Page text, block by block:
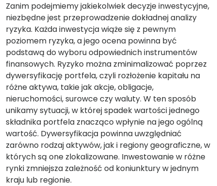
Zanim podejmiemy jakiekolwiek decyzje inwestycyjne,
niezbędne jest przeprowadzenie dokładnej analizy
ryzyka. Każda inwestycja wiąże się z pewnym
poziomem ryzyka, a jego ocena powinna być
podstawą do wyboru odpowiednich instrumentów
finansowych. Ryzyko można zminimalizować poprzez
dywersyfikację portfela, czyli rozłożenie kapitału na
różne aktywa, takie jak akcje, obligacje,
nieruchomości, surowce czy waluty. W ten sposób
unikamy sytuacji, w której spadek wartości jednego
składnika portfela znacząco wpłynie na jego ogólną
wartość. Dywersyfikacja powinna uwzględniać
zarówno rodzaj aktywów, jak i regiony geograficzne, w
których są one zlokalizowane. Inwestowanie w różne
rynki zmniejsza zależność od koniunktury w jednym
kraju lub regionie.